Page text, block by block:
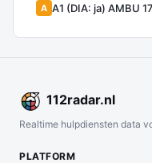
A A1 (DIA: ja) AMBU
112radar.nl
Realtime hulpdiensten data
PLATFORM